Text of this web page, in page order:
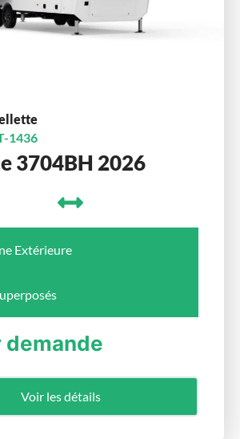
1436
3704BH 2026
Extérieure
demande
Voir les détails